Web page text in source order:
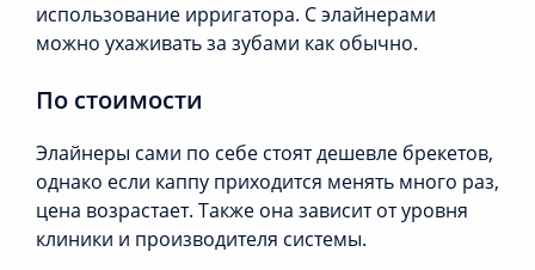
использование ирригатора. С элайнерами
можно ухаживать за зубами как обычно.
По стоимости
Элайнеры сами по себе стоят дешевле брекетов,
однако если каппу приходится менять много раз,
цена возрастает. Также она зависит от уровня
клиники и производителя системы.